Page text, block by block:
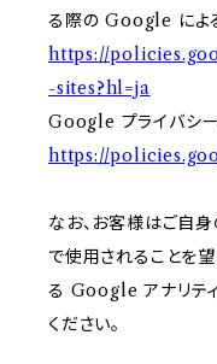
る際の Google によ
https://
-sites?hl=ja
Google プライバシー
https://
なお、お客様はご自
で使用されることを
る Google アナリテ
ください。